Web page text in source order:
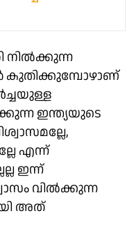
നിൽക്കുന്ന
കുതിക്കുമ്പോഴാണ്
ഇന്ത്യയുടെ
എന്ന്
ഇന്ന്
വിൽക്കുന്ന
അത്